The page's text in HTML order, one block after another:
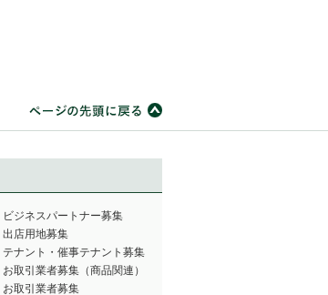
ビジネスパートナー募集
出店用地募集
テナント・催事テナント募集
お取引業者募集（商品関連）
お取引業者募集